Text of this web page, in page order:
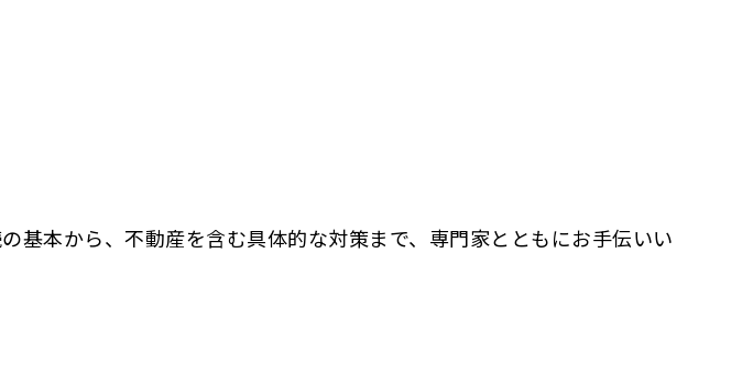
基本から、不動産を含む具体的な対策まで、専門家とともにお手伝いい